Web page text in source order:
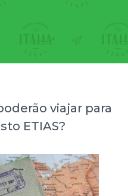
viajar para
ETIAS?